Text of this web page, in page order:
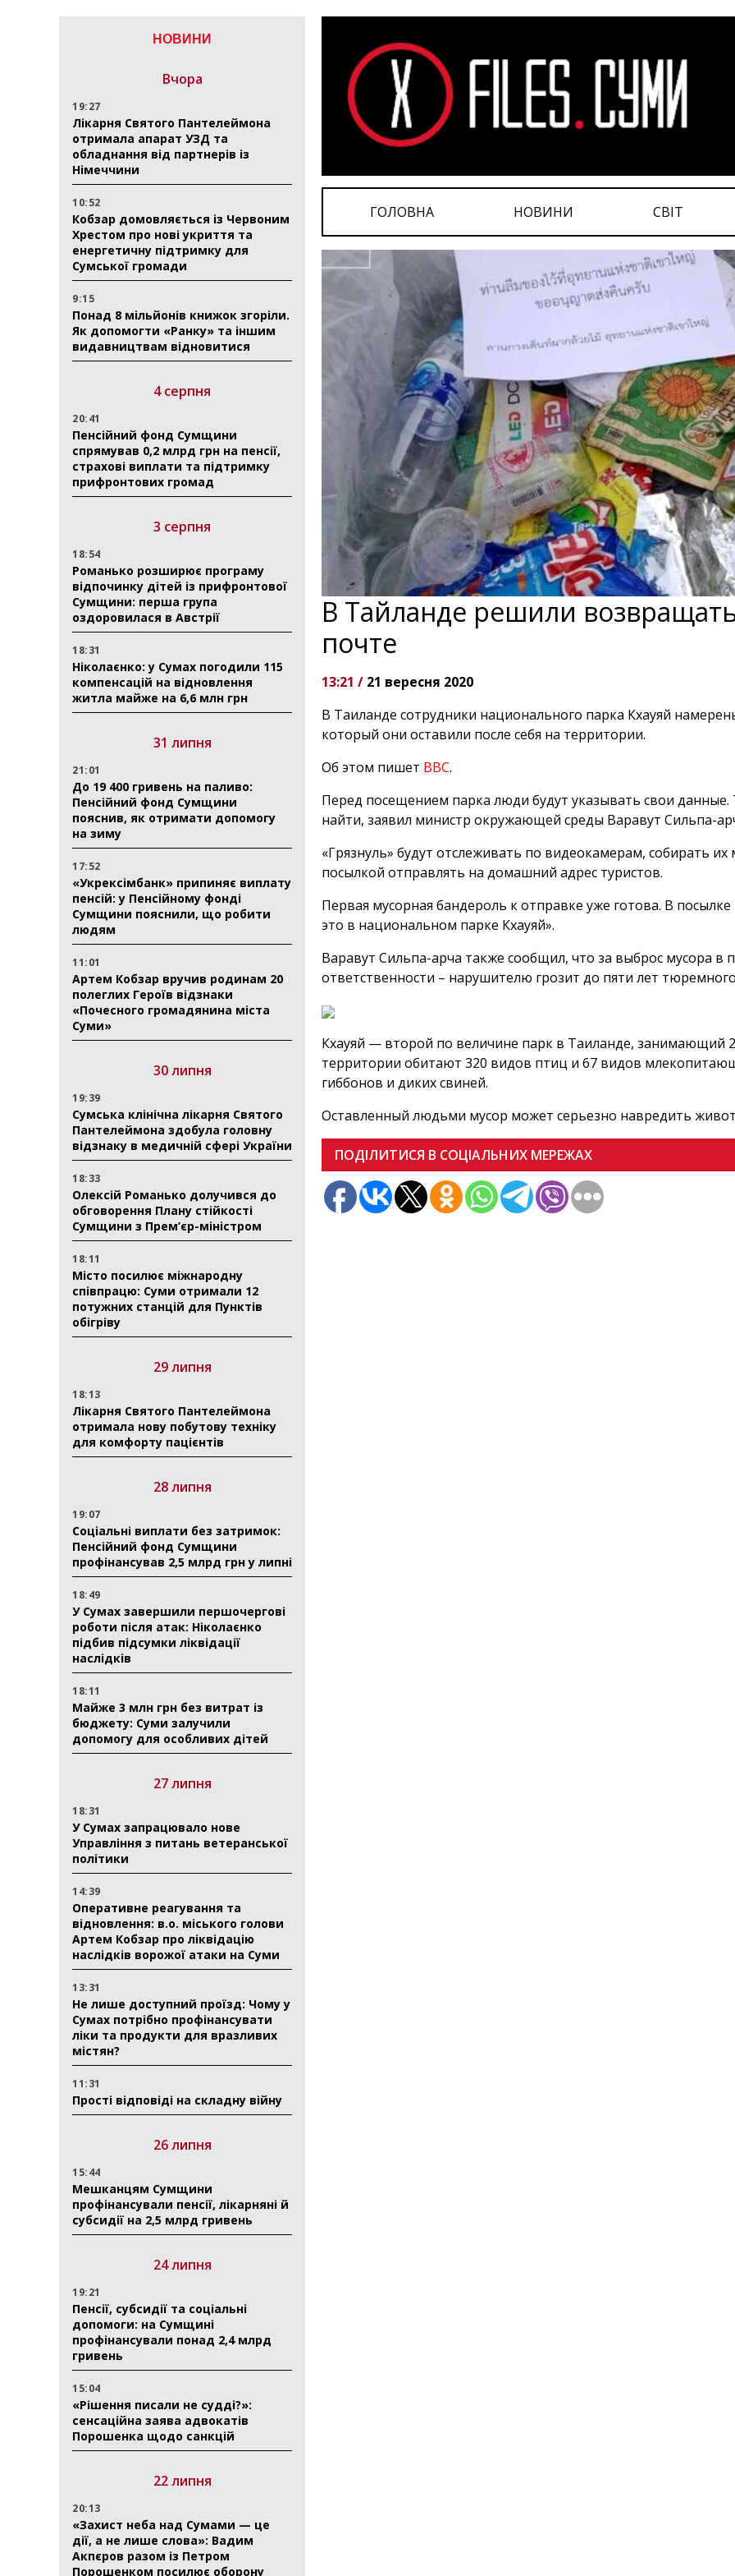
ГОЛОВНА НОВИНИ СВІТ
НОВИНИ
Вчора
19:27
Лікарня Святого Пантелеймона
отримала апарат УЗД та
обладнання від партнерів із
Німеччини
10:52
Кобзар домовляється із Червоним
Хрестом про нові укриття та
енергетичну підтримку для
Сумської громади
9:15
Понад 8 мільйонів книжок згоріли.
Як допомогти «Ранку» та іншим
видавництвам відновитися
4 серпня
20:41
Пенсійний фонд Сумщини
спрямував 0,2 млрд грн на пенсії,
страхові виплати та підтримку
прифронтових громад
3 серпня
18:54
Романько розширює програму
відпочинку дітей із прифронтової
Сумщини: перша група
оздоровилася в Австрії
18:31
Ніколаєнко: у Сумах погодили 115
компенсацій на відновлення
житла майже на 6,6 млн грн
31 липня
21:01
До 19 400 гривень на паливо:
Пенсійний фонд Сумщини
пояснив, як отримати допомогу
на зиму
17:52
«Укрексімбанк» припиняє виплату
пенсій: у Пенсійному фонді
Сумщини пояснили, що робити
людям
11:01
Артем Кобзар вручив родинам 20
полеглих Героїв відзнаки
«Почесного громадянина міста
Суми»
30 липня
19:39
Сумська клінічна лікарня Святого
Пантелеймона здобула головну
відзнаку в медичній сфері України
18:33
Олексій Романько долучився до
обговорення Плану стійкості
Сумщини з Прем’єр-міністром
18:11
Місто посилює міжнародну
співпрацю: Суми отримали 12
потужних станцій для Пунктів
обігріву
29 липня
18:13
Лікарня Святого Пантелеймона
отримала нову побутову техніку
для комфорту пацієнтів
28 липня
19:07
Соціальні виплати без затримок:
Пенсійний фонд Сумщини
профінансував 2,5 млрд грн у липні
18:49
У Сумах завершили першочергові
роботи після атак: Ніколаєнко
підбив підсумки ліквідації
наслідків
18:11
Майже 3 млн грн без витрат із
бюджету: Суми залучили
допомогу для особливих дітей
27 липня
18:31
У Сумах запрацювало нове
Управління з питань ветеранської
політики
14:39
Оперативне реагування та
відновлення: в.о. міського голови
Артем Кобзар про ліквідацію
наслідків ворожої атаки на Суми
13:31
Не лише доступний проїзд: Чому у
Сумах потрібно профінансувати
ліки та продукти для вразливих
містян?
11:31
Прості відповіді на складну війну
26 липня
15:44
Мешканцям Сумщини
профінансували пенсії, лікарняні й
субсидії на 2,5 млрд гривень
24 липня
19:21
Пенсії, субсидії та соціальні
допомоги: на Сумщині
профінансували понад 2,4 млрд
гривень
15:04
«Рішення писали не судді?»:
сенсаційна заява адвокатів
Порошенка щодо санкцій
22 липня
20:13
«Захист неба над Сумами — це
дії, а не лише слова»: Вадим
Акпєров разом із Петром
Порошенком посилює оборону
В Тайланде решили
почте
13:21 / 21 вересня 2020
В Таиланде сотрудники национального парка Кхауяй
который они оставили после себя на территории.
Об этом пишет ВВС.
Перед посещением парка люди будут указывать свои данные.
найти, заявил министр окружающей среды Варавут Сильпа-
«Грязнуль» будут отслеживать по видеокамерам, собирать
посылкой отправлять на домашний адрес туристов.
Первая мусорная бандероль к отправке уже готова. В
это в национальном парке Кхауяй».
Варавут Сильпа-арча также сообщил, что за выброс мусора в
ответственности – нарушителю грозит до пяти лет
Кхауяй — второй по величине парк в Таиланде, занимающий
территории обитают 320 видов птиц и 67 видов
гиббонов и диких свиней.
Оставленный людьми мусор может серьезно навредить
ПОДІЛИТИСЯ В СОЦІАЛЬНИХ МЕРЕЖАХ